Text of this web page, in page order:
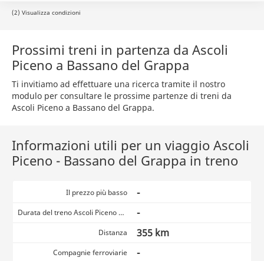
(2) Visualizza condizioni
Prossimi treni in partenza da Ascoli
Piceno a Bassano del Grappa
Ti invitiamo ad effettuare una ricerca tramite il nostro
modulo per consultare le prossime partenze di treni da
Ascoli Piceno a Bassano del Grappa.
Informazioni utili per un viaggio Ascoli
Piceno - Bassano del Grappa in treno
Il prezzo più basso -
Durata del treno Ascoli Piceno Bassano del Grappa -
Distanza 355 km
Compagnie ferroviarie -